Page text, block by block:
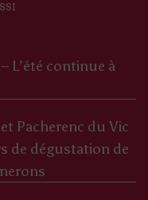
L’été continue à
Pacherenc du Vic
de dégustation de